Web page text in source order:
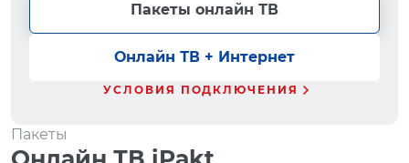
Пакеты онлайн ТВ
Онлайн ТВ + Интернет
УСЛОВИЯ ПОДКЛЮЧЕНИЯ
Пакеты